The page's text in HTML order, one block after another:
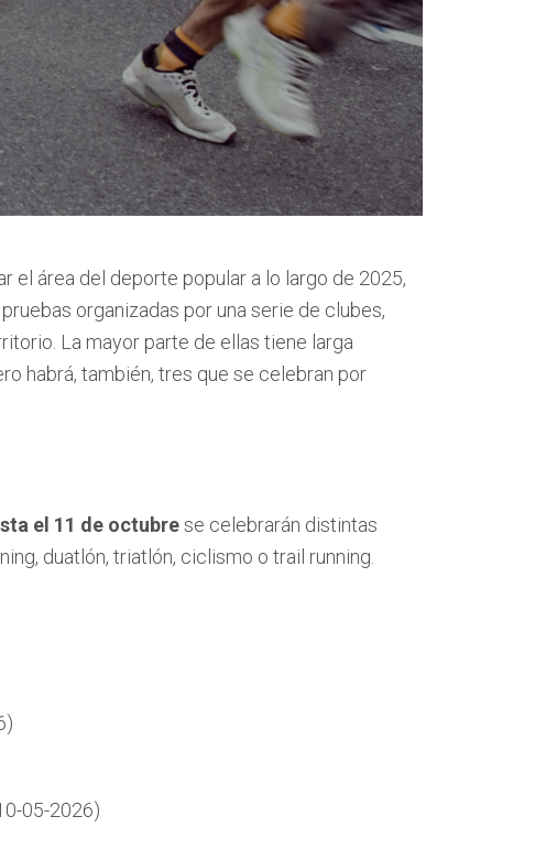
el área del deporte popular a lo largo de 2025,
organizadas por una serie de clubes,
La mayor parte de ellas tiene larga
habrá, también, tres que se celebran por
el 11 de octubrese celebrarán distintas
duatlón, triatlón, ciclismo o trail running.
05-2026)